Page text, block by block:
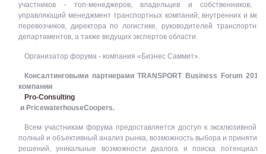
участников - топ-менеджеров, владельцев и собственников,
управляющий менеджмент транспортных компаний, внутренних и
перевозчиков, директора по логистике, руководителей
департаментов, а также ведущих экспертов области.
Организатор форума - компания «Бизнес Саммит».
Консалтинговыми партнерами TRANSPORT Business Forum
компании
Pro-Consulting
и PricewaterhouseCoopers.
Всем участникам форума предоставляется доступ к эксклюзивной
полный и объективный анализ рынка, возможность выбора и принятия
решений, уникальные возможности диалога и поиска